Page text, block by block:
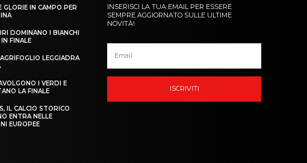
GLORIE IN CAMPO PER
DOMINANO I BIANCHI
FINALE
LEGGIADRA
I VERDI E
LA FINALE
IL CALCIO STORICO
ENTRA NELLE
EUROPEE
INSERISCI LA TUA EMAIL PER ESSERE
SEMPRE AGGIORNATO SULLE ULTIME
NOVITÀ!
ISCRIVITI